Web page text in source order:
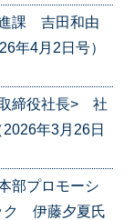
課 吉田和由
年4月2日号）
締役社長> 社
年3月26日
部プロモーシ
ク 伊藤夕夏氏